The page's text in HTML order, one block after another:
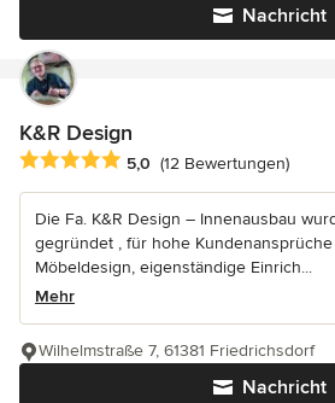
Nachricht
K&R Design
Durchschnittliche Bewertung: 5 von 5
5,0 (12 Bewertungen)
Die Fa. K&R Design – Innenausbau
gegründet , für hohe
Möbeldesign, eigenständige Einrich...
Mehr
Nachricht
Wilhelmstraße 7, 61381 Friedrichsdorf